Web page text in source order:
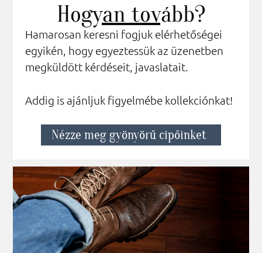
Hogyan tovább?
Hamarosan keresni fogjuk elérhetőségei
egyikén, hogy egyeztessük az üzenetben
megküldött kérdéseit, javaslatait.
Addig is ajánljuk figyelmébe kollekciónkat!
Nézze meg gyönyörű cipőinket